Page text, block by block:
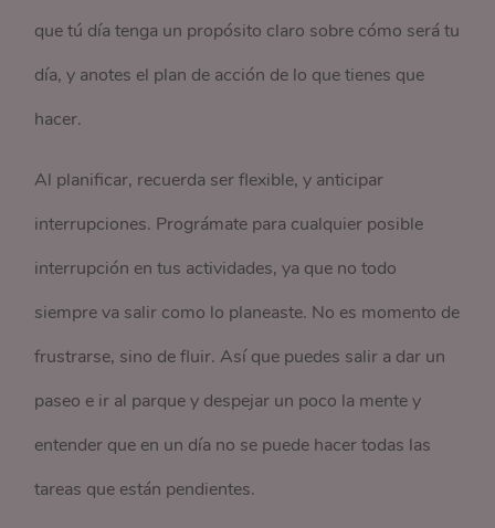
que tú día tenga un propósito claro sobre cómo será tu
día, y anotes el plan de acción de lo que tienes que
hacer.
Al planificar, recuerda ser flexible, y anticipar
interrupciones. Prográmate para cualquier posible
interrupción en tus actividades, ya que no todo
siempre va salir como lo planeaste. No es momento de
frustrarse, sino de fluir. Así que puedes salir a dar un
paseo e ir al parque y despejar un poco la mente y
entender que en un día no se puede hacer todas las
tareas que están pendientes.